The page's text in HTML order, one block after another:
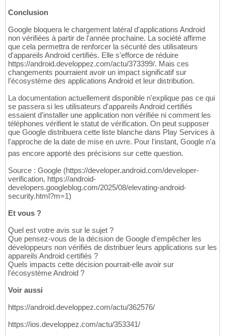
Conclusion
Google bloquera le chargement latéral d'applications Android
non vérifiées à partir de l'année prochaine. La société affirme
que cela permettra de renforcer la sécurité des utilisateurs
d'appareils Android certifiés. Elle s'efforce de réduire
https://android.developpez.com/actu/373399/. Mais ces
changements pourraient avoir un impact significatif sur
l'écosystème des applications Android et leur distribution.
La documentation actuellement disponible n'explique pas ce qui
se passera si les utilisateurs d'appareils Android certifiés
essaient d'installer une application non vérifiée ni comment les
téléphones vérifient le statut de vérification. On peut supposer
que Google distribuera cette liste blanche dans Play Services à
l'approche de la date de mise en uvre. Pour l'instant, Google n'a
pas encore apporté des précisions sur cette question.
Source : Google (https://developer.android.com/developer-
verification, https://android-
developers.googleblog.com/2025/08/elevating-android-
security.html?m=1)
Et vous ?
Quel est votre avis sur le sujet ?
Que pensez-vous de la décision de Google d'empêcher les
développeurs non vérifiés de distribuer leurs applications sur les
appareils Android certifiés ?
Quels impacts cette décision pourrait-elle avoir sur
l'écosystème Android ?
Voir aussi
https://android.developpez.com/actu/362576/
https://ios.developpez.com/actu/353341/